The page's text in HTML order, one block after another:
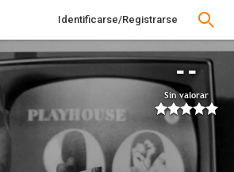
Identificarse/Registrarse
--
Sin valorar